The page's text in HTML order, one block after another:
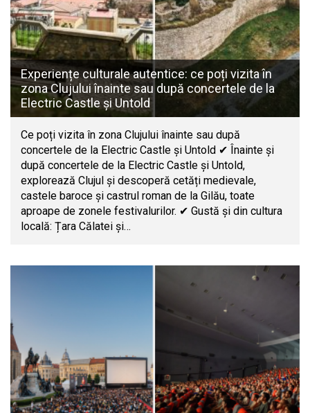
Experiențe culturale autentice: ce poți vizita în
zona Clujului înainte sau după concertele de la
Electric Castle și Untold
Ce poți vizita în zona Clujului înainte sau după
concertele de la Electric Castle și Untold ✔ Înainte și
după concertele de la Electric Castle și Untold,
explorează Clujul și descoperă cetăți medievale,
castele baroce și castrul roman de la Gilău, toate
aproape de zonele festivalurilor. ✔ Gustă și din cultura
locală: Țara Călatei și…